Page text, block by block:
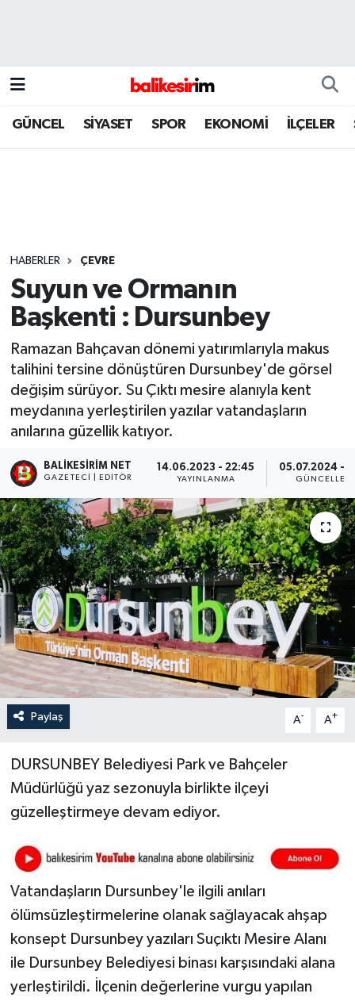
GÜNCEL SİYASET SPOR EKONOMİ İLÇELER
HABERLER ÇEVRE
Suyun ve Ormanın
Başkenti : Dursunbey
Ramazan Bahçavan dönemi yatırımlarıyla makus
talihini tersine dönüştüren Dursunbey'de görsel
değişim sürüyor. Su Çıktı mesire alanıyla kent
meydanına yerleştirilen yazılar vatandaşların
anılarına güzellik katıyor.
BALIKESIRIM NET
GAZETECI | EDITÖR
14.06.2023 - 22:45
YAYINLANMA
05.07.2024 -
Paylaş A- A+
DURSUNBEY Belediyesi Park ve Bahçeler
Müdürlüğü yaz sezonuyla birlikte ilçeyi
güzelleştirmeye devam ediyor.
Vatandaşların Dursunbey'le ilgili anıları
ölümsüzleştirmelerine olanak sağlayacak ahşap
konsept Dursunbey yazıları Suçıktı Mesire Alanı
ile Dursunbey Belediyesi binası karşısındaki alana
yerleştirildi. İlçenin değerlerine vurgu yapılan